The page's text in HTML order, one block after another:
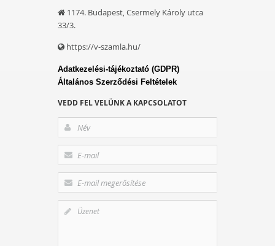
1174. Budapest, Csermely Károly utca
33/3.
https://v-szamla.hu/
Adatkezelési-tájékoztató (GDPR)
Általános Szerződési Feltételek
VEDD FEL VELÜNK A KAPCSOLATOT